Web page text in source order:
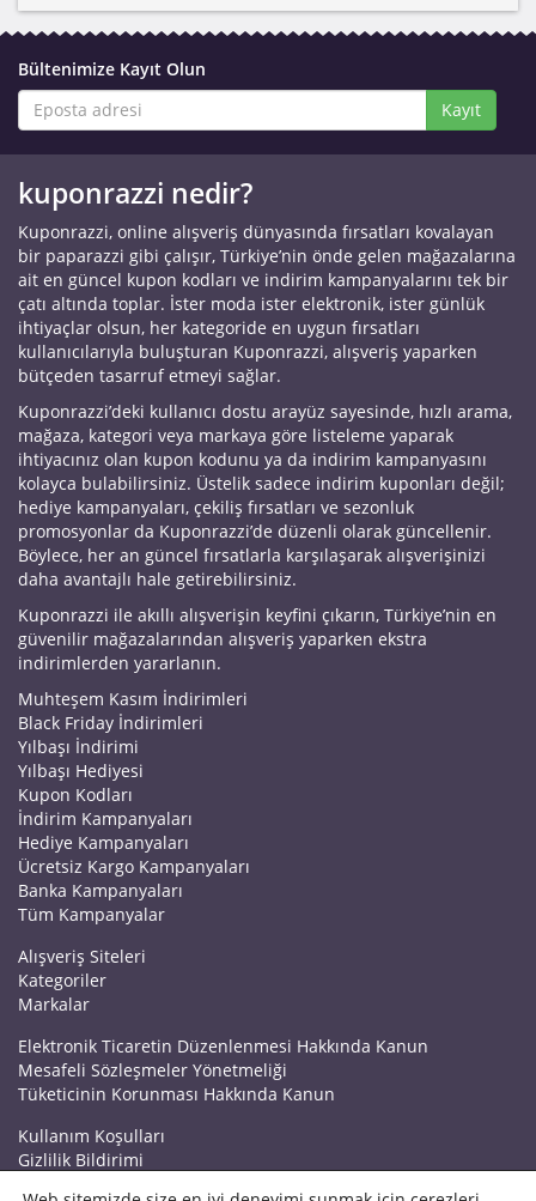
Bültenimize Kayıt Olun
Kayıt
kuponrazzi nedir?
Kuponrazzi, online alışveriş dünyasında fırsatları kovalayan
bir paparazzi gibi çalışır, Türkiye’nin önde gelen mağazalarına
ait en güncel kupon kodları ve indirim kampanyalarını tek bir
çatı altında toplar. İster moda ister elektronik, ister günlük
ihtiyaçlar olsun, her kategoride en uygun fırsatları
kullanıcılarıyla buluşturan Kuponrazzi, alışveriş yaparken
bütçeden tasarruf etmeyi sağlar.
Kuponrazzi’deki kullanıcı dostu arayüz sayesinde, hızlı arama,
mağaza, kategori veya markaya göre listeleme yaparak
ihtiyacınız olan kupon kodunu ya da indirim kampanyasını
kolayca bulabilirsiniz. Üstelik sadece indirim kuponları değil;
hediye kampanyaları, çekiliş fırsatları ve sezonluk
promosyonlar da Kuponrazzi’de düzenli olarak güncellenir.
Böylece, her an güncel fırsatlarla karşılaşarak alışverişinizi
daha avantajlı hale getirebilirsiniz.
Kuponrazzi ile akıllı alışverişin keyfini çıkarın, Türkiye’nin en
güvenilir mağazalarından alışveriş yaparken ekstra
indirimlerden yararlanın.
Muhteşem Kasım İndirimleri
Black Friday İndirimleri
Yılbaşı İndirimi
Yılbaşı Hediyesi
Kupon Kodları
İndirim Kampanyaları
Hediye Kampanyaları
Ücretsiz Kargo Kampanyaları
Banka Kampanyaları
Tüm Kampanyalar
Alışveriş Siteleri
Kategoriler
Markalar
Elektronik Ticaretin Düzenlenmesi Hakkında Kanun
Mesafeli Sözleşmeler Yönetmeliği
Tüketicinin Korunması Hakkında Kanun
Kullanım Koşulları
Gizlilik Bildirimi